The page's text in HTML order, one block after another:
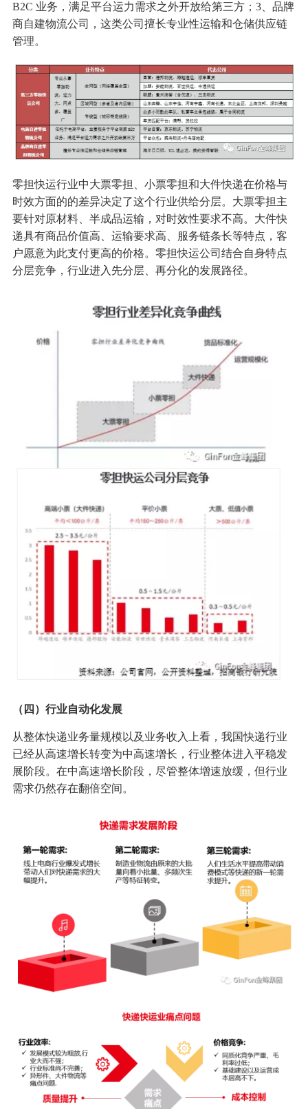
B2C 业务，满足平台运力需求之外开放给第三方；3、品牌
商自建物流公司，这类公司擅长专业性运输和仓储供应链
管理。
零担快运行业中大票零担、小票零担和大件快递在价格与
时效方面的的差异决定了这个行业供给分层。大票零担主
要针对原材料、半成品运输，对时效性要求不高。大件快
递具有商品价值高、运输要求高、服务链条长等特点，客
户愿意为此支付更高的价格。零担快运公司结合自身特点
分层竞争，行业进入先分层、再分化的发展路径。
（四）行业自动化发展
从整体快递业务量规模以及业务收入上看，我国快递行业
已经从高速增长转变为中高速增长，行业整体进入平稳发
展阶段。在中高速增长阶段，尽管整体增速放缓，但行业
需求仍然存在翻倍空间。